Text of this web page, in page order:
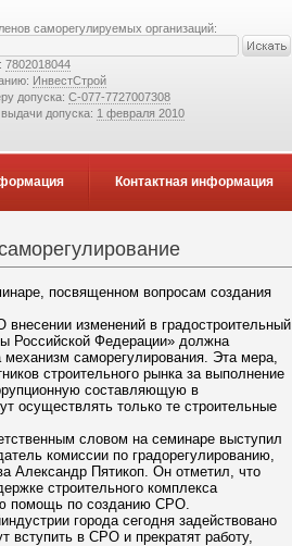
саморегулируемых организаций:
7802018044
ИнвестСтрой
допуска: С-077-7727007308
допуска: 1 февраля 2010
Контактная информация
посвященном вопросам создания
изменений в градостроительный
Российской Федерации» должна
механизм саморегулирования. Эта мера,
строительного рынка за выполнение
составляющую в
осуществлять только те строительные
словом на семинаре выступил
комиссии по градорегулированию,
Александр Пятикоп. Он отметил, что
строительного комплекса
помощь по созданию СРО.
города сегодня задействовано
вступить в СРО и прекратят работу,